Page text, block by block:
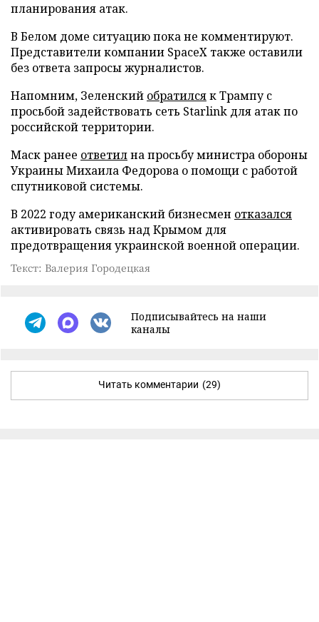
планирования атак.
В Белом доме ситуацию пока не комментируют.
Представители компании SpaceX также оставили
без ответа запросы журналистов.
Напомним, Зеленский обратилсяк Трампу с
просьбой задействовать сеть Starlink для атак по
российской территории.
Маск ранее ответилна просьбу министра обороны
Украины Михаила Федорова о помощи с работой
спутниковой системы.
В 2022 году американский бизнесмен отказался
активировать связь над Крымом для
предотвращения украинской военной операции.
Текст: Валерия Городецкая
Подписывайтесь на наши
каналы
Читать комментарии (29)